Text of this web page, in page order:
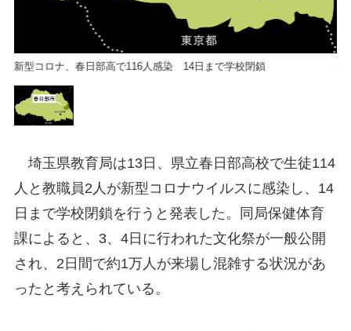
新型コロナ、春日部高で116人感染 14日まで学校閉鎖
埼玉県教育局は13日、県立春日部高校で生徒114
人と教職員2人が新型コロナウイルスに感染し、14
日まで学校閉鎖を行うと発表した。同局保健体育
課によると、3、4日に行われた文化祭が一般公開
され、2日間で約1万人が来場し混雑する状況があ
ったと考えられている。